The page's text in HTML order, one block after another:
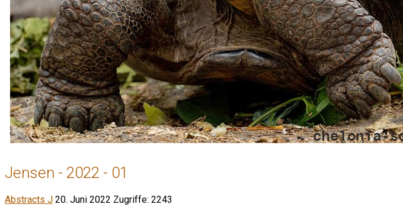
Jensen - 2022 - 01
Abstracts J 20. Juni 2022 Zugriffe: 2243